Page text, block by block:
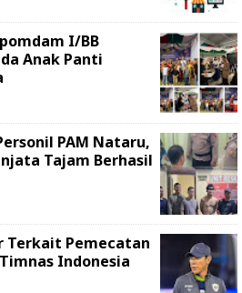
I/BB
Anak Panti
PAM Nataru,
Tajam Berhasil
Terkait Pemecatan
Indonesia